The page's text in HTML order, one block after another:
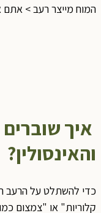
המוח מייצר רעב > אתם
איך
והאינסולין?
כדי להשתלט על הרעב
קלוריות" או "צמצום